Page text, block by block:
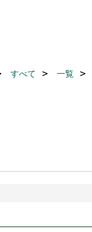
すべて 一覧